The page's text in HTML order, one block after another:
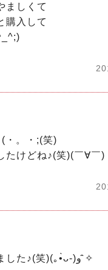
ましくて
購入して
・。・;(笑)
たけどね♪(笑)(￣∀￣)
うらやましいを実現してみました♪(笑)(｡•̀ᴗ-)و ̑̑✧